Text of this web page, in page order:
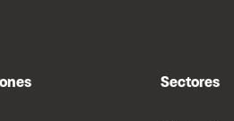
Sectores